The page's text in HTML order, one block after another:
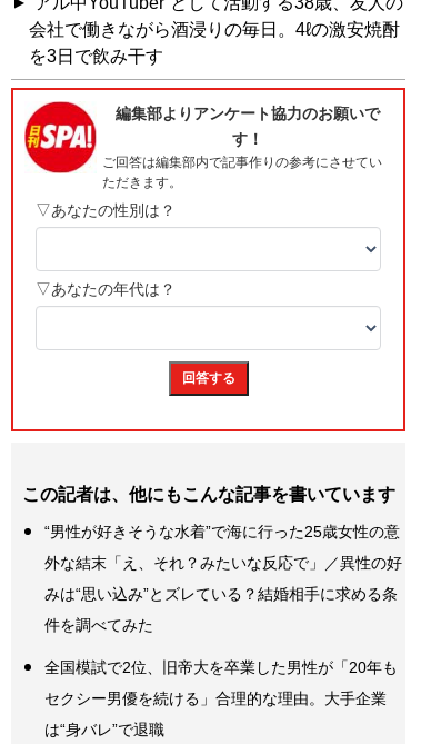
会社で働きながら酒浸りの毎日。4ℓの激安焼酎
を3日で飲み干す
この記者は、他にもこんな記事を書いています
“男性が好きそうな水着”で海に行った25歳女性の意
外な結末「え、それ？みたいな反応で」／異性の好
みは“思い込み”とズレている？結婚相手に求める条
件を調べてみた
全国模試で2位、旧帝大を卒業した男性が「20年も
セクシー男優を続ける」合理的な理由。大手企業
は“身バレ”で退職